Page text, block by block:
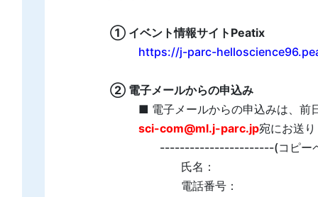
① イベント情報サイトPeatix
https://j-parc-
② 電子メールからの申込み
■ 電子メールからの申込みは、前
sci-com@ml.j-parc.jp宛にお送
-----------------------(コピー
氏名：
電話番号：